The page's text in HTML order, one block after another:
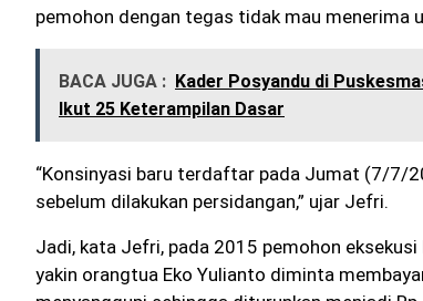
pemohon dengan tegas tidak mau menerima
BACA JUGA : Kader Posyandu di
Ikut 25 Keterampilan Dasar
“Konsinyasi baru terdaftar pada Jumat (7/7/
sebelum dilakukan persidangan,” ujar Jefri.
Jadi, kata Jefri, pada 2015 pemohon
yakin orangtua Eko Yulianto diminta